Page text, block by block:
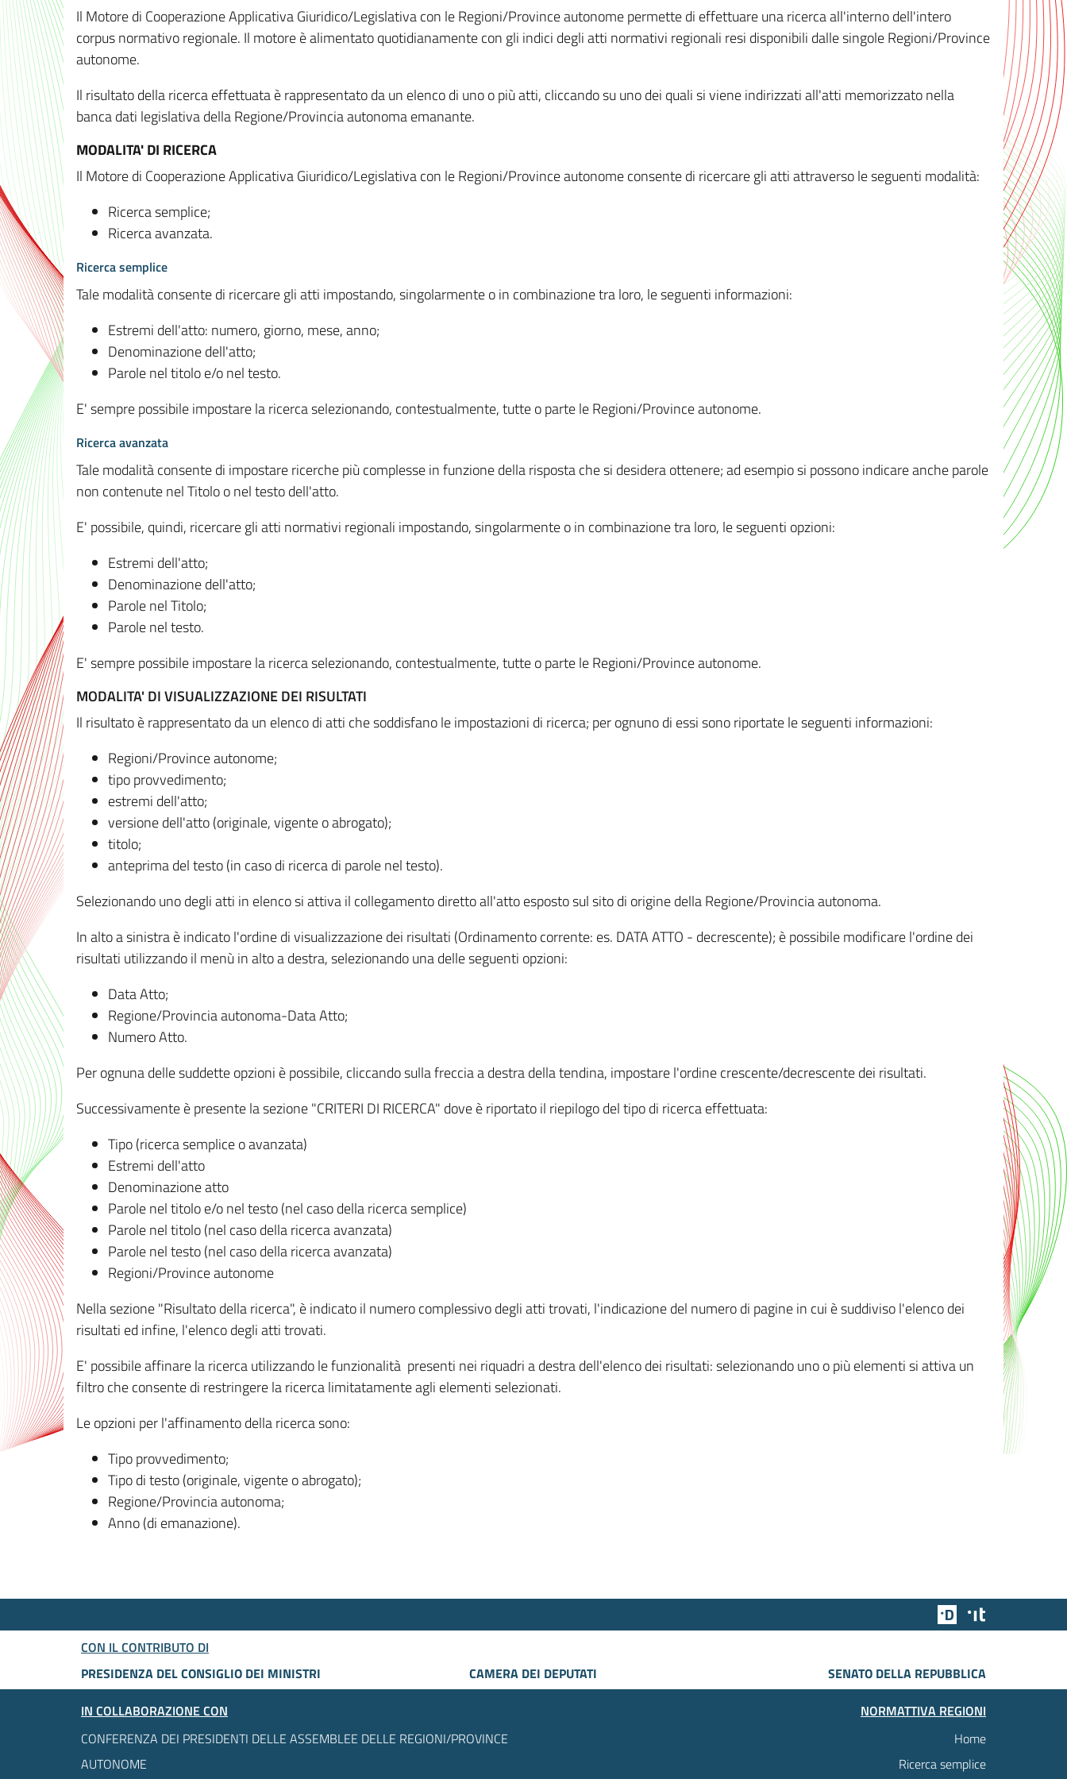
Il Motore di Cooperazione Applicativa Giuridico/Legislativa con le Regioni/Province autonome permette di effettuare una ricerca all'interno dell'intero
corpus normativo regionale. Il motore è alimentato quotidianamente con gli indici degli atti normativi regionali resi disponibili dalle singole Regioni/Province
autonome.
Il risultato della ricerca effettuata è rappresentato da un elenco di uno o più atti, cliccando su uno dei quali si viene indirizzati all'atti memorizzato nella
banca dati legislativa della Regione/Provincia autonoma emanante.
MODALITA' DI RICERCA
Il Motore di Cooperazione Applicativa Giuridico/Legislativa con le Regioni/Province autonome consente di ricercare gli atti attraverso le seguenti modalità:
Ricerca semplice;
Ricerca avanzata.
Ricerca semplice
Tale modalità consente di ricercare gli atti impostando, singolarmente o in combinazione tra loro, le seguenti informazioni:
Estremi dell'atto: numero, giorno, mese, anno;
Denominazione dell'atto;
Parole nel titolo e/o nel testo.
E' sempre possibile impostare la ricerca selezionando, contestualmente, tutte o parte le Regioni/Province autonome.
Ricerca avanzata
Tale modalità consente di impostare ricerche più complesse in funzione della risposta che si desidera ottenere; ad esempio si possono indicare anche parole
non contenute nel Titolo o nel testo dell'atto.
E' possibile, quindi, ricercare gli atti normativi regionali impostando, singolarmente o in combinazione tra loro, le seguenti opzioni:
Estremi dell'atto;
Denominazione dell'atto;
Parole nel Titolo;
Parole nel testo.
E' sempre possibile impostare la ricerca selezionando, contestualmente, tutte o parte le Regioni/Province autonome.
MODALITA' DI VISUALIZZAZIONE DEI RISULTATI
Il risultato è rappresentato da un elenco di atti che soddisfano le impostazioni di ricerca; per ognuno di essi sono riportate le seguenti informazioni:
Regioni/Province autonome;
tipo provvedimento;
estremi dell'atto;
versione dell'atto (originale, vigente o abrogato);
titolo;
anteprima del testo (in caso di ricerca di parole nel testo).
Selezionando uno degli atti in elenco si attiva il collegamento diretto all'atto esposto sul sito di origine della Regione/Provincia autonoma.
In alto a sinistra è indicato l'ordine di visualizzazione dei risultati (Ordinamento corrente: es. DATA ATTO - decrescente); è possibile modificare l'ordine dei
risultati utilizzando il menù in alto a destra, selezionando una delle seguenti opzioni:
Data Atto;
Regione/Provincia autonoma-Data Atto;
Numero Atto.
Per ognuna delle suddette opzioni è possibile, cliccando sulla freccia a destra della tendina, impostare l'ordine crescente/decrescente dei risultati.
Successivamente è presente la sezione "CRITERI DI RICERCA" dove è riportato il riepilogo del tipo di ricerca effettuata:
Tipo (ricerca semplice o avanzata)
Estremi dell'atto
Denominazione atto
Parole nel titolo e/o nel testo (nel caso della ricerca semplice)
Parole nel titolo (nel caso della ricerca avanzata)
Parole nel testo (nel caso della ricerca avanzata)
Regioni/Province autonome
Nella sezione "Risultato della ricerca", è indicato il numero complessivo degli atti trovati, l'indicazione del numero di pagine in cui è suddiviso l'elenco dei
risultati ed infine, l'elenco degli atti trovati.
E' possibile affinare la ricerca utilizzando le funzionalità presenti nei riquadri a destra dell'elenco dei risultati: selezionando uno o più elementi si attiva un
filtro che consente di restringere la ricerca limitatamente agli elementi selezionati.
Le opzioni per l'affinamento della ricerca sono:
Tipo provvedimento;
Tipo di testo (originale, vigente o abrogato);
Regione/Provincia autonoma;
Anno (di emanazione).
Team Digitale
CON IL CONTRIBUTO DI
PRESIDENZA DEL CONSIGLIO DEI MINISTRI
CAMERA DEI DEPUTATI
SENATO DELLA REPUBBLICA
IN COLLABORAZIONE CON
CONFERENZA DEI PRESIDENTI DELLE ASSEMBLEE DELLE REGIONI/PROVINCE
AUTONOME
NORMATTIVA REGIONI
Home
Ricerca semplice